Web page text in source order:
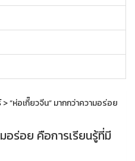
> “ห่อเกี๊ยวจีน” มากกว่าความอร่อย
อร่อย คือการเรียนรู้ที่มี